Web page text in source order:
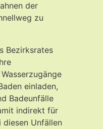
der
zu
Bezirksrates
einladen,
Badeunfälle
indirekt für
Unfällen